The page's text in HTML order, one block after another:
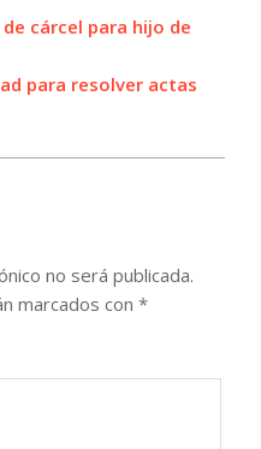
cárcel para hijo de
para resolver actas
no será publicada.
marcados con *